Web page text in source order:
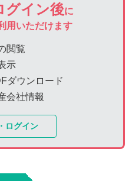
グイン後に
用いただけます
閲覧
示
ダウンロード
会社情報
ログイン